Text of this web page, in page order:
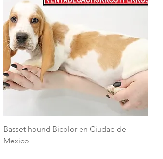
Basset hound Bicolor en Ciudad de
Mexico